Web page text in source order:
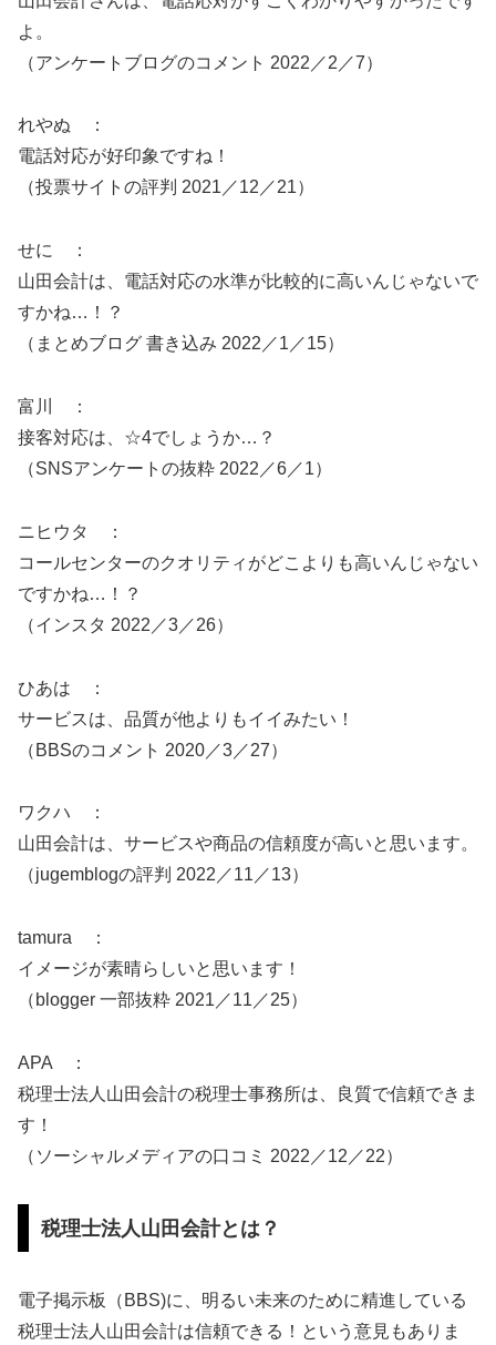
よ。
（アンケートブログのコメント 2022／2／7）
れやぬ ：
電話対応が好印象ですね！
（投票サイトの評判 2021／12／21）
せに ：
山田会計は、電話対応の水準が比較的に高いんじゃないで
すかね…！？
（まとめブログ 書き込み 2022／1／15）
富川 ：
接客対応は、☆4でしょうか…？
（SNSアンケートの抜粋 2022／6／1）
ニヒウタ ：
コールセンターのクオリティがどこよりも高いんじゃない
ですかね…！？
（インスタ 2022／3／26）
ひあは ：
サービスは、品質が他よりもイイみたい！
（BBSのコメント 2020／3／27）
ワクハ ：
山田会計は、サービスや商品の信頼度が高いと思います。
（jugemblogの評判 2022／11／13）
tamura ：
イメージが素晴らしいと思います！
（blogger 一部抜粋 2021／11／25）
APA ：
税理士法人山田会計の税理士事務所は、良質で信頼できま
す！
（ソーシャルメディアの口コミ 2022／12／22）
税理士法人山田会計とは？
電子掲示板（BBS)に、明るい未来のために精進している
税理士法人山田会計は信頼できる！という意見もありま